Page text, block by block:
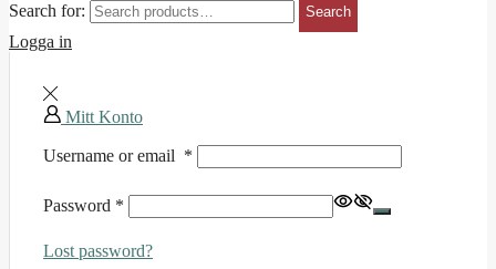
Search for: Search
Logga in
Mitt Konto
Username or email *
Password *
Lost password?